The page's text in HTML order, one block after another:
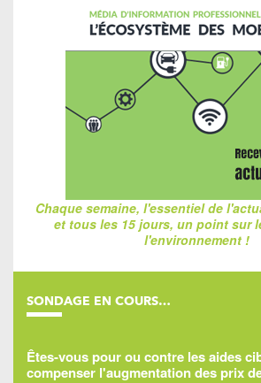
Chaque semaine, l'essentiel de
et tous les 15 jours, un point sur
l'environnement !
SONDAGE EN COURS…
Êtes-vous pour ou contre les aides
compenser l'augmentation des prix